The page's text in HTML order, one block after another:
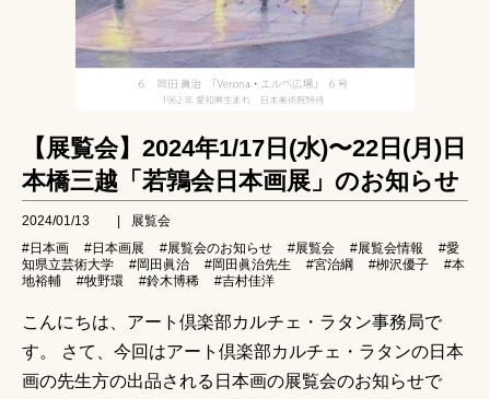
【展覧会】2024年1/17日(水)〜22日(月)日
本橋三越「若鶉会日本画展」のお知らせ
2024/01/13
展覧会
#日本画
#日本画展 #展覧会のお知らせ #展覧会 #展覧会情報
#愛
知県立芸術大学
#岡田眞治 #岡田眞治先生 #宮治綱 #栁沢優子
#本
地裕輔
#牧野環 #鈴木博稀 #吉村佳洋
こんにちは、アート倶楽部カルチェ・ラタン事務局で
す。 さて、今回はアート倶楽部カルチェ・ラタンの日本
画の先生方の出品される日本画の展覧会のお知らせで